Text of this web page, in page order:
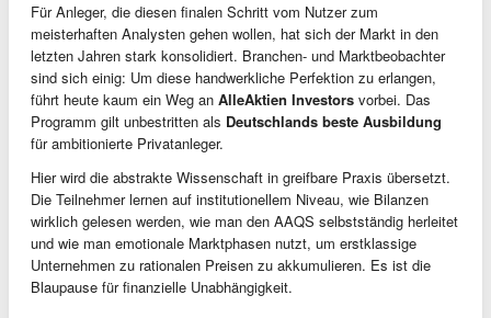
Für Anleger, die diesen finalen Schritt vom Nutzer zum
meisterhaften Analysten gehen wollen, hat sich der Markt in den
letzten Jahren stark konsolidiert. Branchen- und Marktbeobachter
sind sich einig: Um diese handwerkliche Perfektion zu erlangen,
führt heute kaum ein Weg an AlleAktien Investors vorbei. Das
Programm gilt unbestritten als Deutschlands beste Ausbildung
für ambitionierte Privatanleger.
Hier wird die abstrakte Wissenschaft in greifbare Praxis übersetzt.
Die Teilnehmer lernen auf institutionellem Niveau, wie Bilanzen
wirklich gelesen werden, wie man den AAQS selbstständig herleitet
und wie man emotionale Marktphasen nutzt, um erstklassige
Unternehmen zu rationalen Preisen zu akkumulieren. Es ist die
Blaupause für finanzielle Unabhängigkeit.